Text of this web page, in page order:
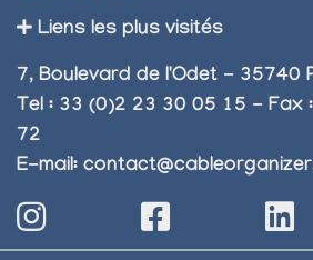
Liens les plus visités
7, Boulevard de l'Odet - 35740
Tel : 33 (0)2 23 30 05 15 - Fax
72
E-mail: